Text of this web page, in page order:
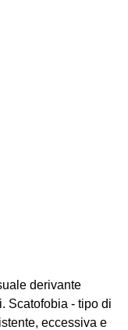
derivante
Scatofobia - tipo di
eccessiva e